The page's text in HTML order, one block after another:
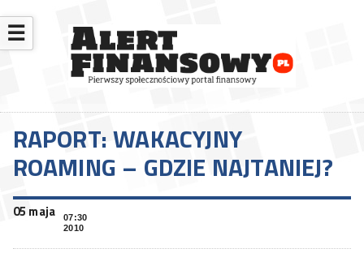
☰
RAPORT: WAKACYJNY
ROAMING – GDZIE NAJTANIEJ?
05 maja
07:30
2010